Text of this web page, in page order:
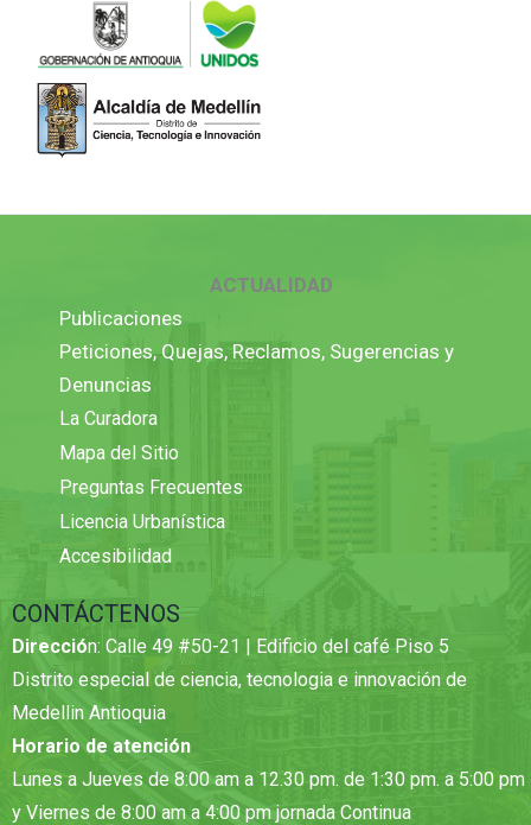
ACTUALIDAD
Publicaciones
Peticiones, Quejas, Reclamos, Sugerencias y
Denuncias
La Curadora
Mapa del Sitio
Preguntas Frecuentes
Licencia Urbanística
Accesibilidad
CONTÁCTENOS
Dirección: Calle 49 #50-21 | Edificio del café Piso 5
Distrito especial de ciencia, tecnologia e innovación de
Medellin Antioquia
Horario de atención
Lunes a Jueves de 8:00 am a 12.30 pm. de 1:30 pm. a 5:00 pm
y Viernes de 8:00 am a 4:00 pm jornada Continua